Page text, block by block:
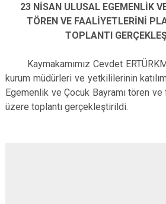
Çatalca
Şile
Silivri
23 NİSAN ULUSAL EGEMENLİK
TÖREN VE FAALİYETLERİNİ
TOPLANTI
Kaymakamımız Cevdet
kurum müdürleri ve yetkililerinin
Egemenlik ve Çocuk Bayramı tören
üzere toplantı gerçekleştirildi.